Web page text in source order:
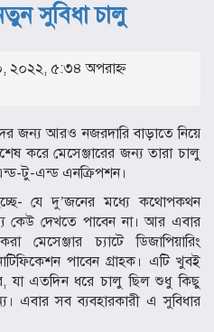
সুবিধা চালু
২০২২, ৫:৩৪ অপরাহ্ণ
জন্য আরও নজরদারি বাড়াতে নিয়ে
করে মেসেঞ্জারের জন্য তারা চালু
টু-এন্ড এনক্রিপশন।
যে দু’জনের মধ্যে কথোপকথন
কেউ দেখতে পাবেন না। আর এবার
মেসেঞ্জার চ্যাটে ডিজাপিয়ারিং
পাবেন গ্রাহক। এটি খুবই
যা এতদিন ধরে চালু ছিল শুধু কিছু
এবার সব ব্যবহারকারী এ সুবিধার